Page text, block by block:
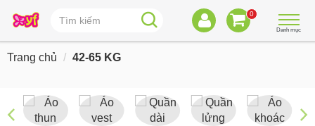
Danh mục
0
Trang chủ 42-65 KG